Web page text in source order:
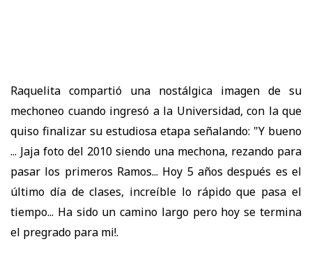
Raquelita compartió una nostálgica imagen de su
mechoneo cuando ingresó a la Universidad, con la que
quiso finalizar su estudiosa etapa señalando: "Y bueno
... Jaja foto del 2010 siendo una mechona, rezando para
pasar los primeros Ramos... Hoy 5 años después es el
último día de clases, increíble lo rápido que pasa el
tiempo... Ha sido un camino largo pero hoy se termina
el pregrado para mi!.